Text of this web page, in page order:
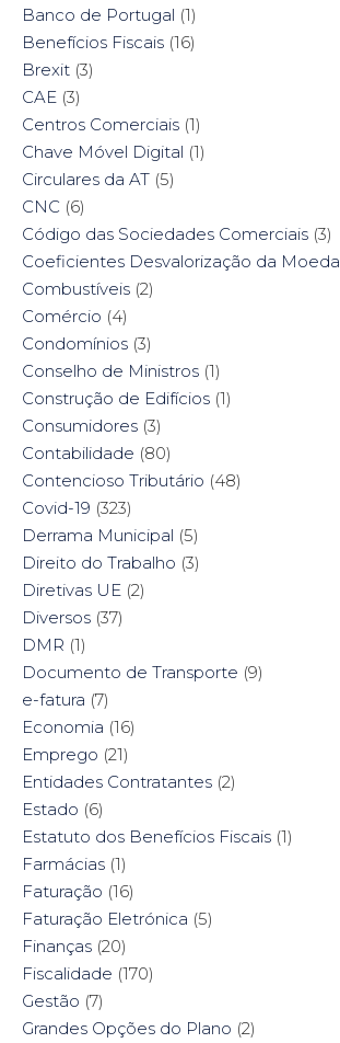
Banco de Portugal (1)
Benefícios Fiscais (16)
Brexit (3)
CAE (3)
Centros Comerciais (1)
Chave Móvel Digital (1)
Circulares da AT (5)
CNC (6)
Código das Sociedades Comerciais (3)
Coeficientes Desvalorização da Moeda
Combustíveis (2)
Comércio (4)
Condomínios (3)
Conselho de Ministros (1)
Construção de Edifícios (1)
Consumidores (3)
Contabilidade (80)
Contencioso Tributário (48)
Covid-19 (323)
Derrama Municipal (5)
Direito do Trabalho (3)
Diretivas UE (2)
Diversos (37)
DMR (1)
Documento de Transporte (9)
e-fatura (7)
Economia (16)
Emprego (21)
Entidades Contratantes (2)
Estado (6)
Estatuto dos Benefícios Fiscais (1)
Farmácias (1)
Faturação (16)
Faturação Eletrónica (5)
Finanças (20)
Fiscalidade (170)
Gestão (7)
Grandes Opções do Plano (2)